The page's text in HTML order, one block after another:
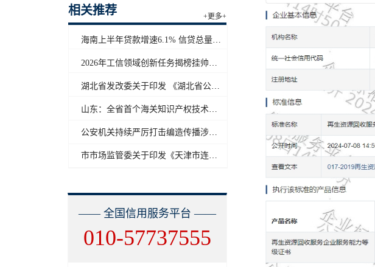
相关推荐 +更多+
海南上半年贷款增速6.1% 信贷总量保持合理平稳增长
2026年工信领域创新任务揭榜挂帅工作启动
湖北省发改委关于印发 《湖北省公共信用信息目录（2026年版）》的通知
山东：全省首个海关知识产权技术调查官制度落地济南自贸片区
公安机关持续严厉打击编造传播涉汛涉灾网络谣言
市市场监管委关于印发《天津市连锁企业食品经营许可“先证后核”信用承诺审批实施办法》的通知
—— 全国信用服务平台 ——
010-57737555